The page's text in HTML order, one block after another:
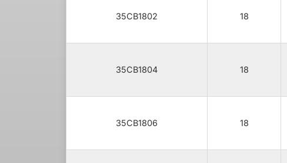
35CB1802 18
35CB1804 18
35CB1806 18